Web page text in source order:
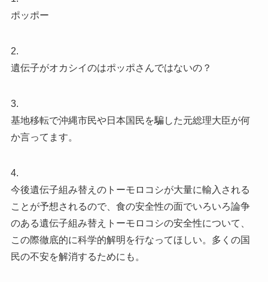
ポッポー
2.
遺伝子がオカシイのはポッポさんではないの？
3.
基地移転で沖縄市民や日本国民を騙した元総理大臣が何
か言ってます。
4.
今後遺伝子組み替えのトーモロコシが大量に輸入される
ことが予想されるので、食の安全性の面でいろいろ論争
のある遺伝子組み替えトーモロコシの安全性について、
この際徹底的に科学的解明を行なってほしい。多くの国
民の不安を解消するためにも。